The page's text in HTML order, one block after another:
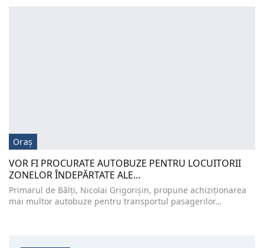
Oraș
VOR FI PROCURATE AUTOBUZE PENTRU LOCUITORII
ZONELOR ÎNDEPĂRTATE ALE…
Primarul de Bălți, Nicolai Grigorișin, propune achiziționarea
mai multor autobuze pentru transportul pasagerilor…